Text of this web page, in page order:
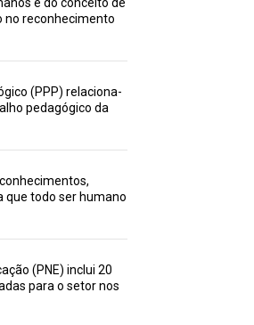
reconhecimento
(PPP) relaciona-
pedagógico da
que todo ser humano
(PNE) inclui 20
para o setor nos